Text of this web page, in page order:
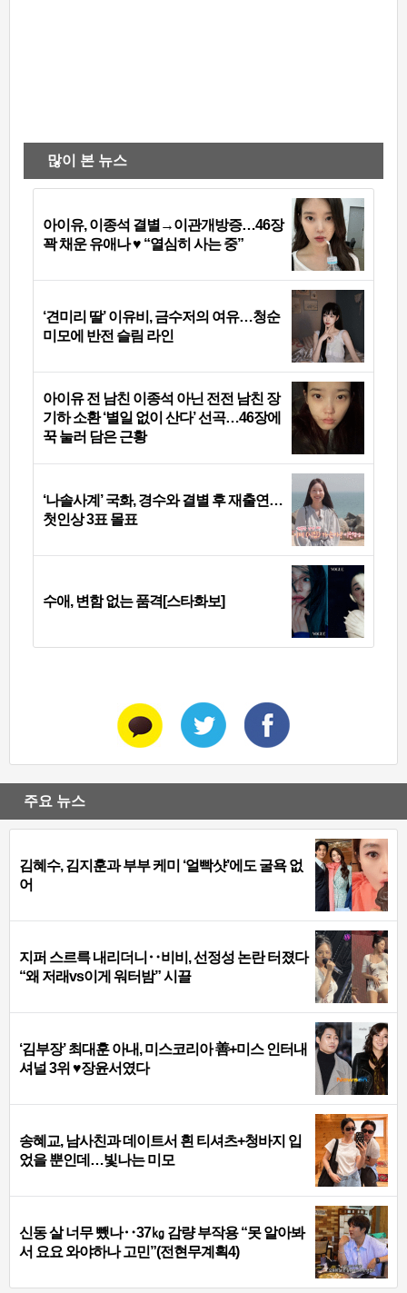
많이 본 뉴스
아이유, 이종석 결별→이관개방증…46장
꽉 채운 유애나 ♥ “열심히 사는 중”
‘견미리 딸’ 이유비, 금수저의 여유…청순
미모에 반전 슬림 라인
아이유 전 남친 이종석 아닌 전전 남친 장
기하 소환 ‘별일 없이 산다’ 선곡…46장에
꾹 눌러 담은 근황
‘나솔사계’ 국화, 경수와 결별 후 재출연…
첫인상 3표 몰표
수애, 변함 없는 품격[스타화보]
주요 뉴스
김혜수, 김지훈과 부부 케미 ‘얼빡샷’에도 굴욕 없
어
지퍼 스르륵 내리더니‥비비, 선정성 논란 터졌다
“왜 저래vs이게 워터밤” 시끌
‘김부장’ 최대훈 아내, 미스코리아 善+미스 인터내
셔널 3위 ♥장윤서였다
송혜교, 남사친과 데이트서 흰 티셔츠+청바지 입
었을 뿐인데…빛나는 미모
신동 살 너무 뺐나‥37㎏ 감량 부작용 “못 알아봐
서 요요 와야하나 고민”(전현무계획4)